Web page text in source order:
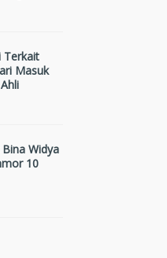
Terkait
Masuk
Widya
10